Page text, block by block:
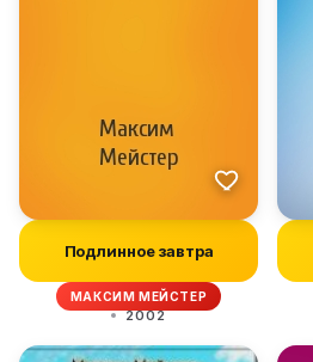
Подлинное завтра
МАКСИМ МЕЙСТЕР
2002